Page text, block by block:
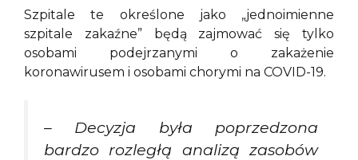
Szpitale te określone jako „jednoimienne
szpitale zakaźne” będą zajmować się tylko
osobami podejrzanymi o zakażenie
koronawirusem i osobami chorymi na COVID-19.
– Decyzja była poprzedzona
bardzo rozległą analizą zasobów